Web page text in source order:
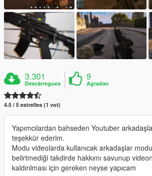
3.301
Descàrregues
9
Agradan
4.5 / 5 estrelles (1 vot)
Yapımcılardan bahseden Youtuber
teşekkür ederim.
Modu videolarda kullanıcak arkadaşlar
belirtmediği takdirde hakkımı savunup
kaldırılması için gereken neyse yapıcam